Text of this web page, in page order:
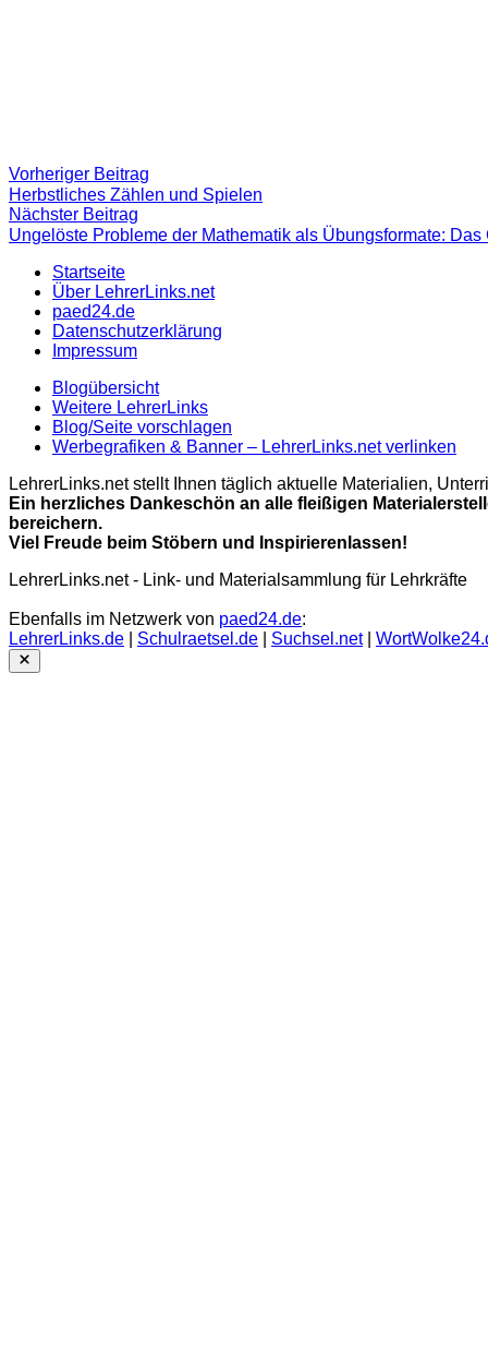
Beitragsnavigation
Vorheriger Beitrag
Beitrag:
Herbstliches Zählen und Spielen
Nächster Beitrag
Beitrag
Ungelöste Probleme der Mathematik als Übungsformate:
Startseite
Über LehrerLinks.net
paed24.de
Datenschutzerklärung
Impressum
Blogübersicht
Weitere LehrerLinks
Blog/Seite vorschlagen
Werbegrafiken & Banner – LehrerLinks.net verlinken
LehrerLinks.net stellt Ihnen täglich aktuelle Materialien,
Ein herzliches Dankeschön an alle fleißigen
bereichern.
Viel Freude beim Stöbern und Inspirierenlassen!
LehrerLinks.net - Link- und Materialsammlung für Lehrkräfte
Ebenfalls im Netzwerk von paed24.de:
LehrerLinks.de
Schulraetsel.de Suchsel.net|
Close